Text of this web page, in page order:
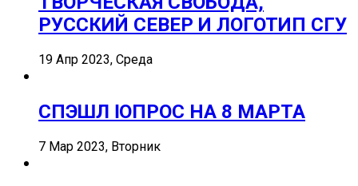
РУССКИЙ СЕВЕР И ЛОГОТИП СГУ
19 Апр 2023, Среда
СПЭШЛ ӏ ОПРОС НА 8 МАРТА
7 Мар 2023, Вторник